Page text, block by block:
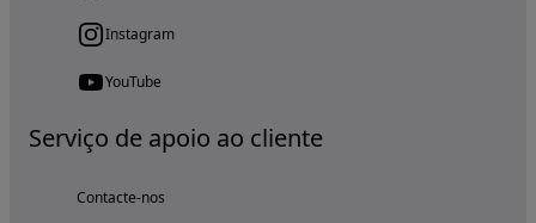
Instagram
YouTube
Serviço de apoio ao cliente
Contacte-nos